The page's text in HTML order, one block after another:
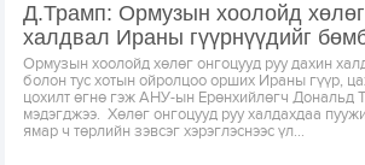
Д.Трамп: Ормузын хоолойд хөлөг
халдвал Ираны гүүрнүүдийг
Ормузын хоолойд хөлөг онгоцууд руу дахин
болон тус хотын ойролцоо орших Ираны гүүр,
цохилт өгнө гэж АНУ-ын Ерөнхийлөгч Дональд
мэдэгджээ. Хөлөг онгоцууд руу халдахдаа
ямар ч төрлийн зэвсэг хэрэглэснээс үл...